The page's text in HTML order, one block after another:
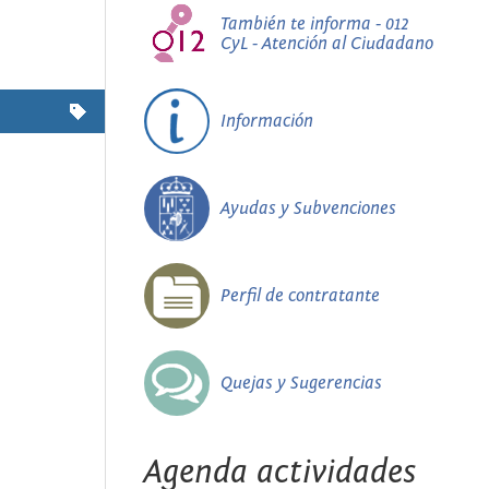
También te informa - 012
CyL - Atención al Ciudadano
Información
Ayudas y Subvenciones
Perfil de contratante
Quejas y Sugerencias
Agenda actividades